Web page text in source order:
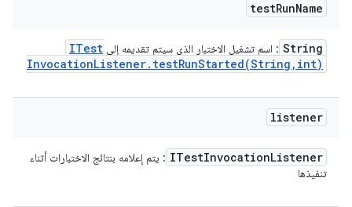
testRunName
String : اسم تشغيل الاختبار الذي سيتم تقديمه إلى ITest
InvocationListener. testRunStarted(String , int)
listener
ITestInvocationListener
: يتم إعلامه بنتائج الاختبارات أثناء
تنفيذها